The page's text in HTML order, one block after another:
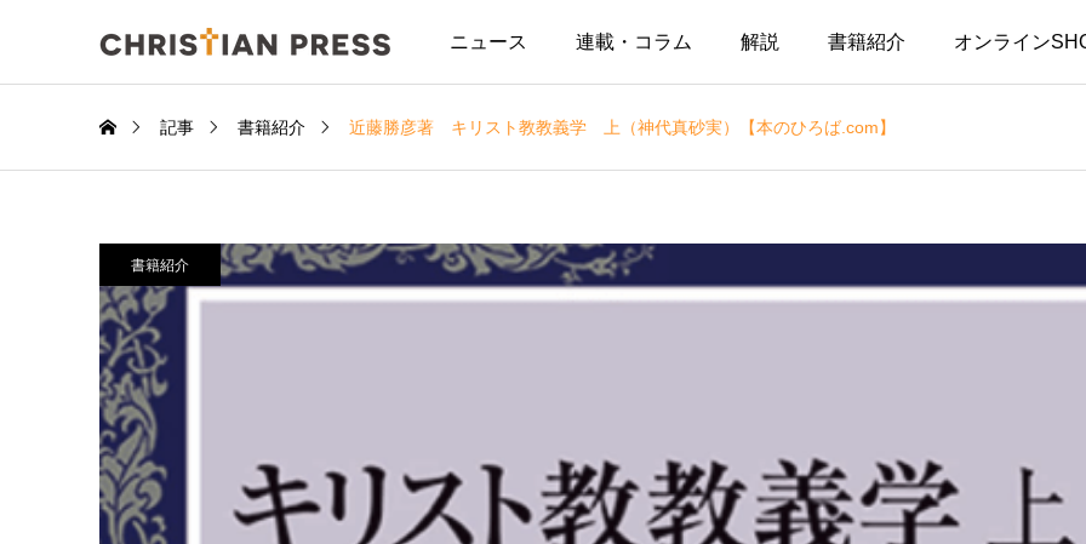
ニュース 連載・コラム 解説 書籍紹介 オンライン
記事 書籍紹介 近藤勝彦著 キリスト教教義学 上（神代真砂実）【本のひろば.com】
書籍紹介